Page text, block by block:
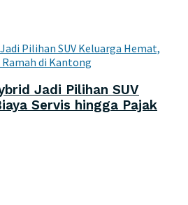
Jadi Pilihan SUV
Servis hingga Pajak